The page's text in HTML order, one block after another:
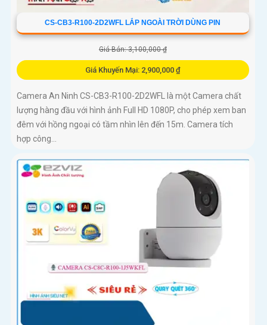
CS-CB3-R100-2D2WFL LẮP NGOÀI TRỜI DÙNG PIN
Giá Bán: 3,100,000 ₫
Giá Khuyến Mại: 2,900,000 ₫
Camera An Ninh CS-CB3-R100-2D2WFL là một Camera chất
lượng hàng đầu với hình ảnh Full HD 1080P, cho phép xem ban
đêm với hồng ngoại có tầm nhìn lên đến 15m. Camera tích
hợp công...